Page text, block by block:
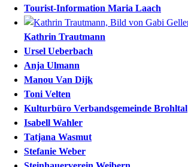
Tourist-Information Maria Laach
Kathrin Trautmann
Ursel Ueberbach
Anja Ulmann
Manou Van Dijk
Toni Velten
Kulturbüro Verbandsgemeinde Brohltal
Isabell Wahler
Tatjana Wasmut
Stefanie Weber